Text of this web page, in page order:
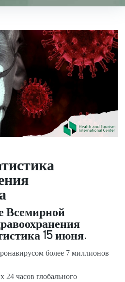
Всемирной
15 июня.
более 7 миллионов
часов глобального